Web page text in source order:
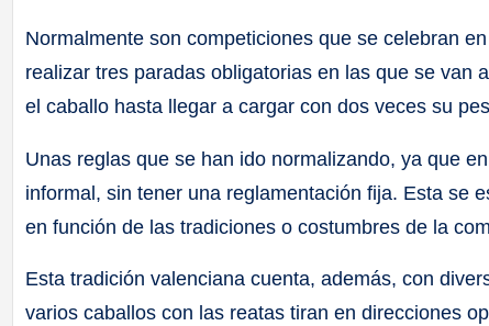
Normalmente son competiciones que se celebran
realizar tres paradas obligatorias en las que se van
el caballo hasta llegar a cargar con dos veces su
Unas reglas que se han ido normalizando, ya que
informal, sin tener una reglamentación fija. Esta se
en función de las tradiciones o costumbres de la
Esta tradición valenciana cuenta, además, con
varios caballos con las reatas tiran en direcciones